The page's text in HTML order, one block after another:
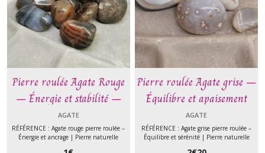
Pierre roulée Agate Rouge
– Énergie et stabilité –
Pierre naturelle
AGATE
RÉFÉRENCE : Agate rouge pierre roulée –
Énergie et ancrage | Pierre naturelle
Pierre roulée Agate grise –
Équilibre et apaisement
émotionnel – Pierre
naturelle
AGATE
RÉFÉRENCE : Agate grise pierre roulée –
Équilibre et sérénité | Pierre naturelle